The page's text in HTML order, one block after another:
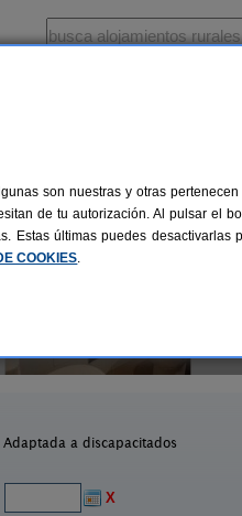
Adaptada a discapacitados
X
son nuestras y otras
de tu autorización. Al pulsar el
Estas últimas puedes desactivarlas
COOKIES.